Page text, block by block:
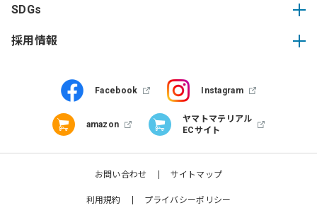
SDGs
採用情報
Facebook Instagram
amazon
ヤマトマテリアル
ECサイト
お問い合わせ サイトマップ
利用規約 プライバシーポリシー